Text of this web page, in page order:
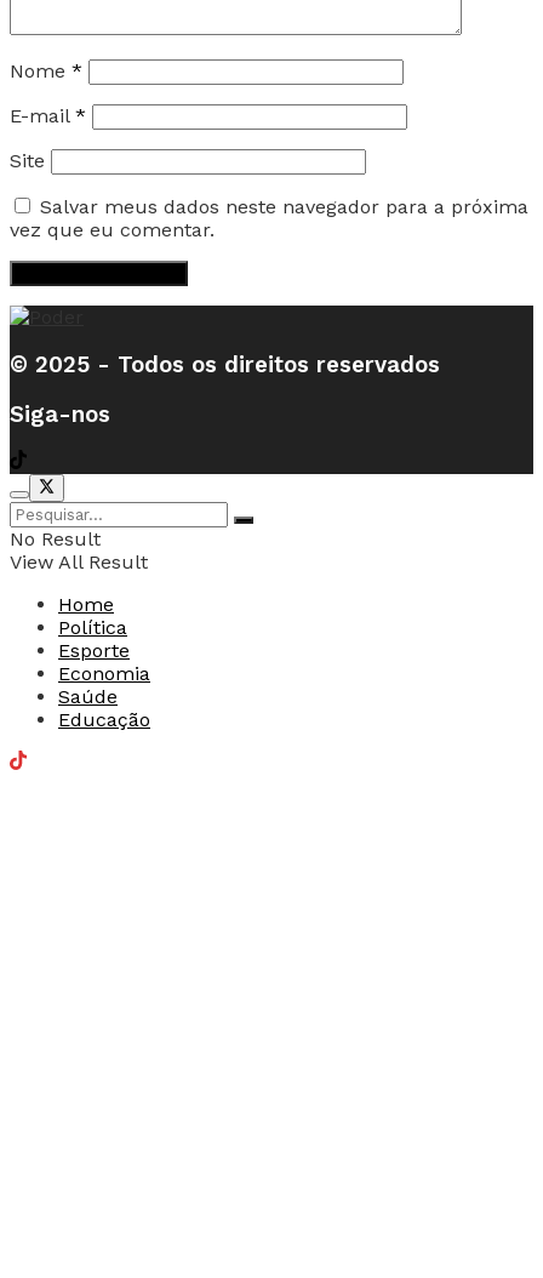
Nome *
E-mail *
Site
Salvar meus dados neste navegador para a próxima
vez que eu comentar.
© 2025 - Todos os direitos reservados
Siga-nos
No Result
View All Result
Home
Política
Esporte
Economia
Saúde
Educação